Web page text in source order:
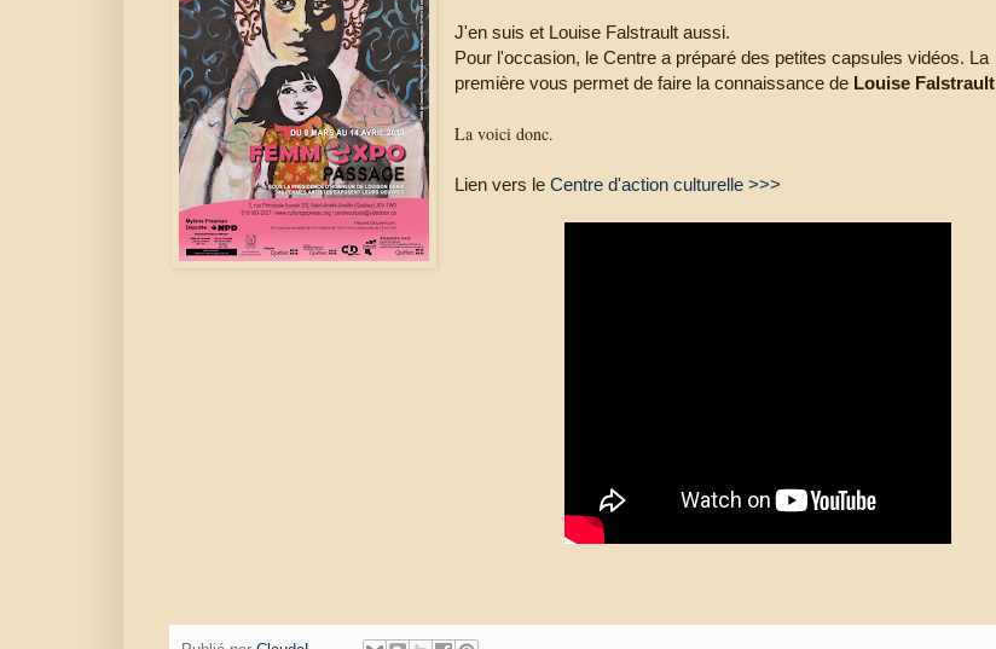
J'en suis et Louise Falstrault aussi.
Pour l'occasion, le Centre a préparé des petites capsules vidéos. La
première vous permet de faire la connaissance de Louise Falstrault
La voici donc.
Lien vers leCentre d'action culturelle >>>